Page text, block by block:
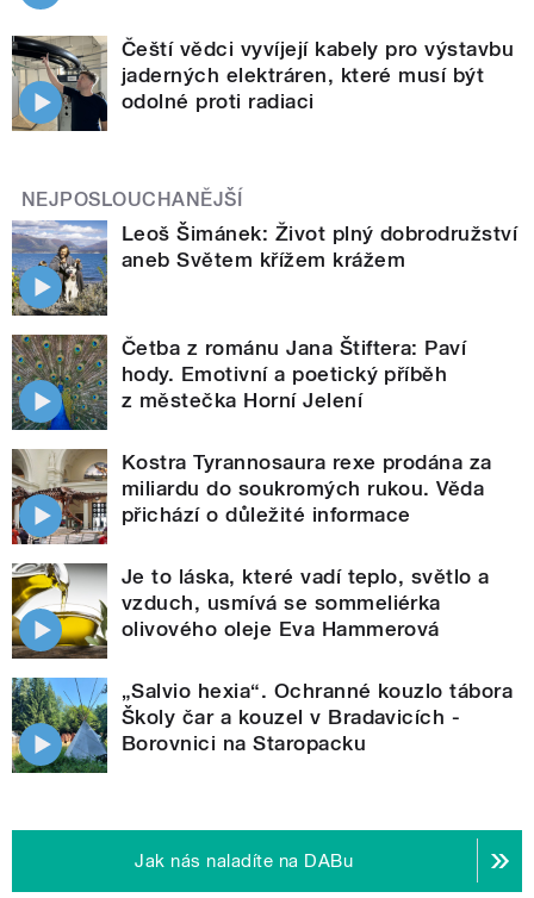
Čeští vědci vyvíjejí kabely pro výstavbu
jaderných elektráren, které musí být
odolné proti radiaci
NEJPOSLOUCHANĚJŠÍ
Leoš Šimánek: Život plný dobrodružství
aneb Světem křížem krážem
Četba z románu Jana Štiftera: Paví
hody. Emotivní a poetický příběh
z městečka Horní Jelení
Kostra Tyrannosaura rexe prodána za
miliardu do soukromých rukou. Věda
přichází o důležité informace
Je to láska, které vadí teplo, světlo a
vzduch, usmívá se sommeliérka
olivového oleje Eva Hammerová
„Salvio hexia“. Ochranné kouzlo tábora
Školy čar a kouzel v Bradavicích -
Borovnici na Staropacku
Jak nás naladíte na DABu